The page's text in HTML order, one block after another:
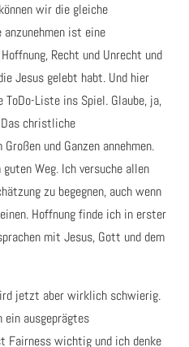
wir die gleiche
anzunehmen ist eine
Recht und Unrecht und
Jesus gelebt habt. Und hier
Liste ins Spiel. Glaube, ja,
christliche
und Ganzen annehmen.
Weg. Ich versuche allen
zu begegnen, auch wenn
Hoffnung finde ich in erster
mit Jesus, Gott und dem
jetzt aber wirklich schwierig.
ein ausgeprägtes
Fairness wichtig und ich denke